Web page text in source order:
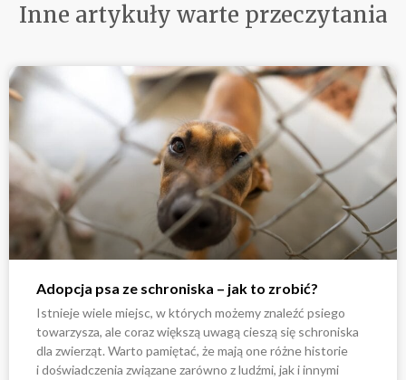
Inne artykuły warte przeczytania
Adopcja psa ze schroniska – jak to zrobić?
Istnieje wiele miejsc, w których możemy znaleźć psiego
towarzysza, ale coraz większą uwagą cieszą się schroniska
dla zwierząt. Warto pamiętać, że mają one różne historie
i doświadczenia związane zarówno z ludźmi, jak i innymi